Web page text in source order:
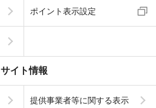
ポイント表示設定
サイト情報
提供事業者等に関する表示